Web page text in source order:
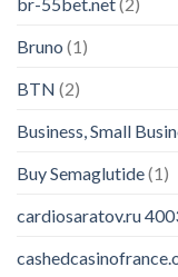
Bruno (1)
BTN (2)
Business, Small
Buy Semaglutide(1)
cardiosaratov.ru